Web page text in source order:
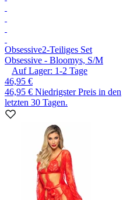
Obsessive2-Teiliges Set
Obsessive - Bloomys, S/M
Auf Lager: 1-2 Tage
46,95 €
46,95 € Niedrigster Preis in den
letzten 30 Tagen.